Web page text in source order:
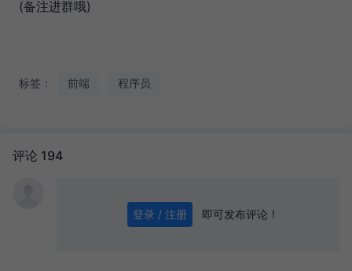
(备注进群哦)
标签： 前端 程序员
评论 194
登录 / 注册 即可发布评论！